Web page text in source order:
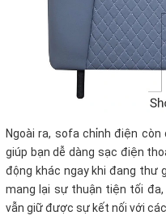
Ngoài ra, sofa chỉnh điện
giúp bạn dễ dàng sạc điện
động khác ngay khi đang thư
mang lại sự thuận tiện tối đa,
vẫn giữ được sự kết nối với